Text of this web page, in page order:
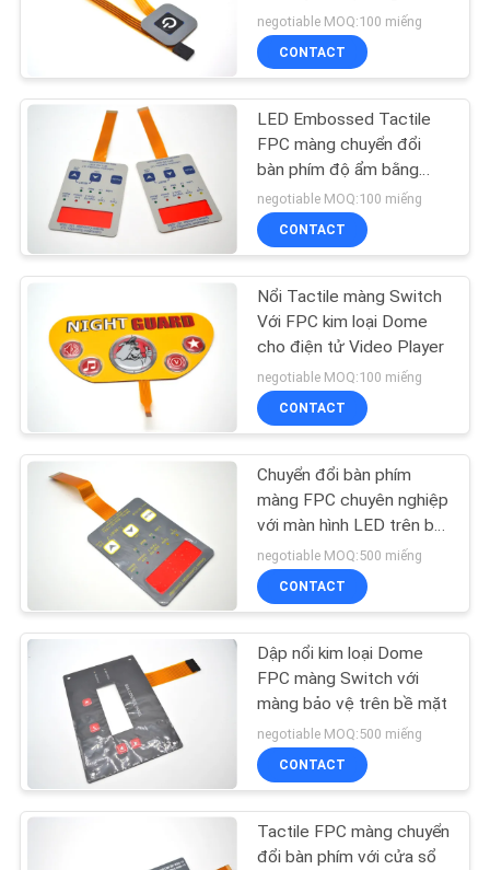
SOÁT
CHẤT
LƯỢNG
LIÊN
CHÚNG
TÔI
YÊU
GIÁ
TRANG
WEB
Chuyển màng phẳng
PCB màng chuyển
đổi
LED màng chuyển
đổi
18
Công tắc màng FPC
loại xúc giác
negotiable MOQ:100 miếng
CONTACT
LED Embossed Tactile
FPC màng chuyển đổi
bàn phím độ ẩm bằng
chứng 0.3mm dày
negotiable MOQ:100 miếng
CONTACT
Nổi Tactile màng Switch
Với FPC kim loại Dome
cho điện tử Video Player
negotiable MOQ:100 miếng
CONTACT
Chuyển đổi bàn phím
màng FPC chuyên nghiệp
với màn hình LED trên bề
mặt
negotiable MOQ:500 miếng
CONTACT
Dập nổi kim loại Dome
FPC màng Switch với
màng bảo vệ trên bề mặt
negotiable MOQ:500 miếng
CONTACT
Tactile FPC màng chuyển
đổi bàn phím với cửa sổ